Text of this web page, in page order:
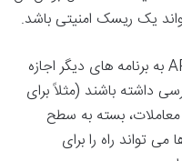
یک ریسک امنیتی باشد.
کلیدهای API به برنامه های دیگر اجازه
داشته باشند (مثلاً برای
بسته به سطح
تواند راه را برای